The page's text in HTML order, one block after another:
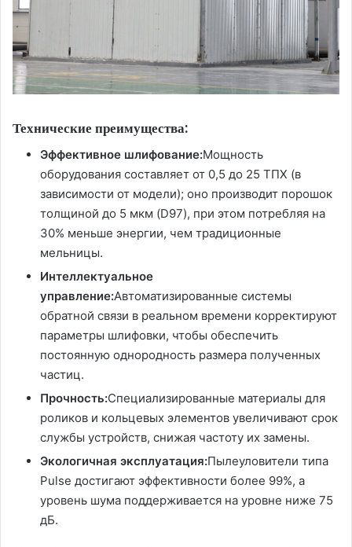
Технические преимущества:
Эффективное шлифование:Мощность
оборудования составляет от 0,5 до 25 ТПХ (в
зависимости от модели); оно производит порошок
толщиной до 5 мкм (D97), при этом потребляя на
30% меньше энергии, чем традиционные
мельницы.
Интеллектуальное
управление:Автоматизированные системы
обратной связи в реальном времени корректируют
параметры шлифовки, чтобы обеспечить
постоянную однородность размера полученных
частиц.
Прочность:Специализированные материалы для
роликов и кольцевых элементов увеличивают срок
службы устройств, снижая частоту их замены.
Экологичная эксплуатация:Пылеуловители типа
Pulse достигают эффективности более 99%, а
уровень шума поддерживается на уровне ниже 75
дБ.